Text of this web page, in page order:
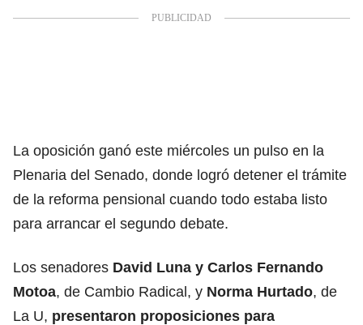
La oposición ganó este miércoles un pulso en la
Plenaria del Senado, donde logró detener el trámite
de la reforma pensional cuando todo estaba listo
para arrancar el segundo debate.
Los senadores David Luna y Carlos Fernando
Motoa, de Cambio Radical, y Norma Hurtado, de
La U, presentaron proposiciones para